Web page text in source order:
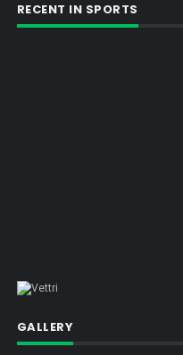
RECENT IN SPORTS
GALLERY